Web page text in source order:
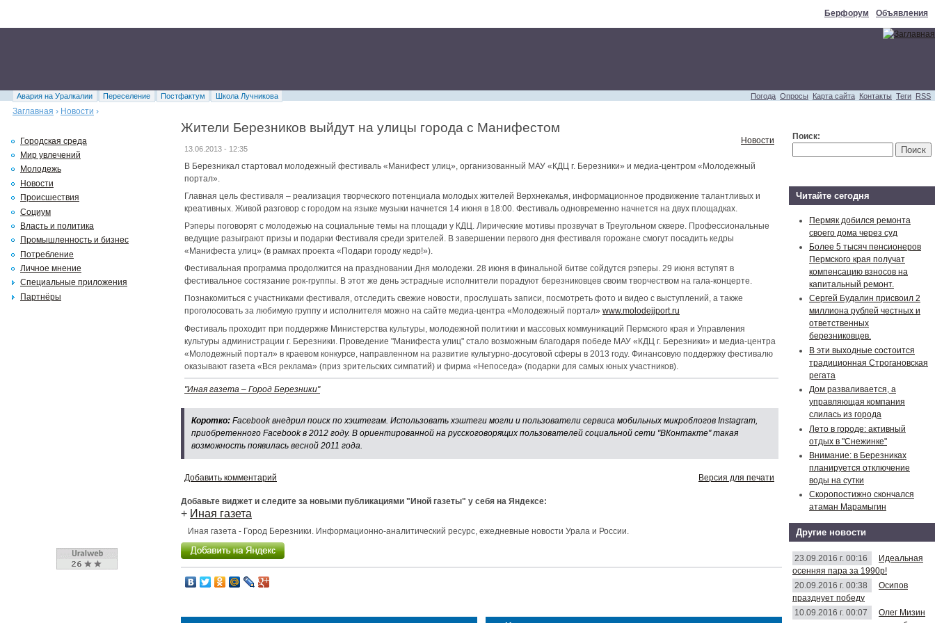
Берфорум Объявления
Погода Опросы Карта сайта Контакты Теги RSS
Авария на Уралкалии Переселение Постфактум
Школа Лучникова
Заглавная › Новости ›
Жители Березников выйдут на улицы города с Манифестом
Новости
13.06.2013 - 12:35
В Березникал стартовал молодежный фестиваль «Манифест улиц», организованный МАУ «КДЦ г. Березники» и медиа-центром «Молодежный
портал».
Главная цель фестиваля – реализация творческого потенциала молодых жителей Верхнекамья, информационное продвижение талантливых и
креативных. Живой разговор с городом на языке музыки начнется 14 июня в 18:00. Фестиваль одновременно начнется на двух площадках.
Рэперы поговорят с молодежью на социальные темы на площади у КДЦ. Лирические мотивы прозвучат в Треугольном сквере. Профессиональные
ведущие разыграют призы и подарки Фестиваля среди зрителей. В завершении первого дня фестиваля горожане смогут посадить кедры
«Манифеста улиц» (в рамках проекта «Подари городу кедр!»).
Фестивальная программа продолжится на праздновании Дня молодежи. 28 июня в финальной битве сойдутся рэперы. 29 июня вступят в
фестивальное состязание рок-группы. В этот же день эстрадные исполнители порадуют березниковцев своим творчеством на гала-концерте.
Познакомиться с участниками фестиваля, отследить свежие новости, прослушать записи, посмотреть фото и видео с выступлений, а также
проголосовать за любимую группу и исполнителя можно на сайте медиа-центра «Молодежный портал» www.molodejjport.ru
Фестиваль проходит при поддержке Министерства культуры, молодежной политики и массовых коммуникаций Пермского края и Управления
культуры администрации г. Березники. Проведение "Манифеста улиц" стало возможным благодаря победе МАУ «КДЦ г. Березники» и медиа-центра
«Молодежный портал» в краевом конкурсе, направленном на развитие культурно-досуговой сферы в 2013 году. Финансовую поддержку фестивалю
оказывают газета «Вся реклама» (приз зрительских симпатий) и фирма «Непоседа» (подарки для самых юных участников).
"Иная газета – Город Березники"
Коротко: Facebook внедрил поиск по хэштегам. Использовать хэштеги могли и пользователи сервиса мобильных микроблогов Instagram,
приобретенного Facebook в 2012 году. В ориентированной на русскоговорящих пользователей социальной сети "ВКонтакте" такая
возможность появилась весной 2011 года.
Добавить комментарий Версия для печати
Добавьте виджет и следите за новыми публикациями "Иной газеты" у себя на Яндексе:
+ Иная газета
Иная газета - Город Березники. Информационно-аналитический ресурс, ежедневные новости Урала и России.
Городская среда
Мир увлечений
Молодежь
Новости
Происшествия
Социум
Власть и политика
Промышленность и бизнес
Потребление
Личное мнение
Специальные приложения
Партнёры
Поиск:
Читайте сегодня
Пермяк добился ремонта
своего дома через суд
Более 5 тысяч пенсионеров
Пермского края получат
компенсацию взносов на
капитальный ремонт.
Сергей Будалин присвоил 2
миллиона рублей честных и
ответственных
березниковцев.
В эти выходные состоится
традиционная Строгановская
регата
Дом разваливается, а
управляющая компания
слилась из города
Лето в городе: активный
отдых в "Снежинке"
Внимание: в Березниках
планируется отключение
воды на сутки
Скоропостижно скончался
атаман Марамыгин
Другие новости
23.09.2016 г. 00:16
Идеальная
осенняя пара за 1990р!
20.09.2016 г. 00:38
Осипов
празднует победу
10.09.2016 г. 00:07
Олег Мизин